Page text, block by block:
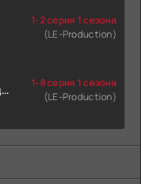
1-2 серия 1 сезона
(LE-Production)
1-8 серия 1 сезона
(LE-Production)